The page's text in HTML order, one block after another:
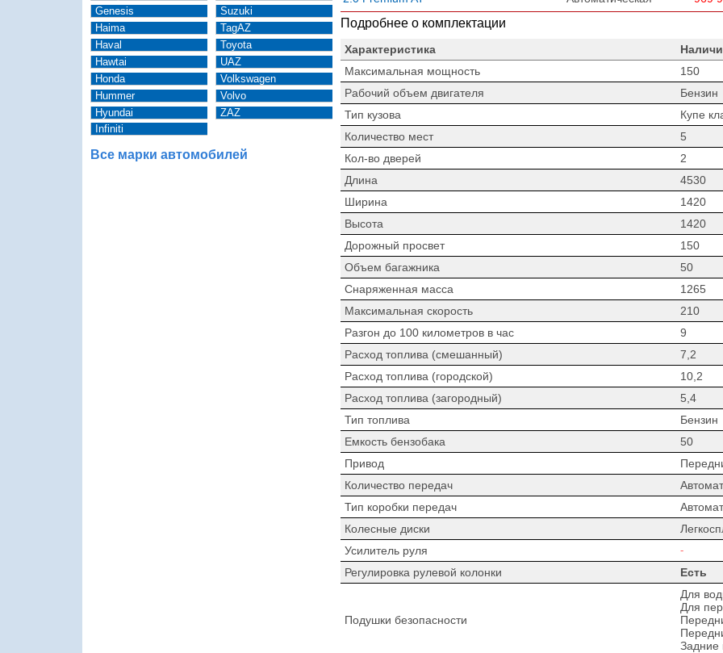
Genesis
Haima
Haval
Hawtai
Honda
Hummer
Hyundai
Infiniti
Suzuki
TagAZ
Toyota
UAZ
Volkswagen
Volvo
ZAZ
Все марки автомобилей
Подробнее о комплектации
Характеристика
Максимальная мощность
150
Рабочий объем двигателя
Бензин
Тип кузова
Купе
Количество мест
5
Кол-во дверей
2
Длина
4530
Ширина
1420
Высота
1420
Дорожный просвет
150
Объем багажника
50
Снаряженная масса
1265
Максимальная скорость
210
Разгон до 100 километров в час
9
Расход топлива (смешанный)
7,2
Расход топлива (городской)
10,2
Расход топлива (загородный)
5,4
Тип топлива
Бензин
Емкость бензобака
50
Привод
Количество передач
Тип коробки передач
Колесные диски
Усилитель руля
-
Регулировка рулевой колонки Есть
Подушки безопасности
Для
Для
Задние